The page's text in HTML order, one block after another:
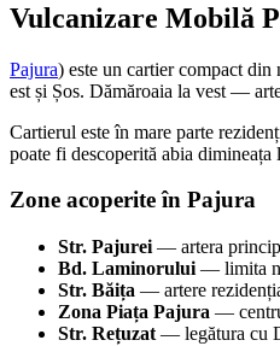
Vulcanizare Mobilă
Pajura) este un cartier compact
est și Șos. Dămăroaia la vest —
Cartierul este în mare parte
poate fi descoperită abia dimineața
Zone acoperite în Pajura
Str. Pajurei — artera
Bd. Laminorului — limita
Str. Băița — artere
Zona Piața Pajura —
Str. Rețuzat — legătura cu